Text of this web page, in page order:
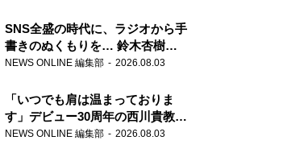
SNS全盛の時代に、ラジオから手
書きのぬくもりを… 鈴木杏樹の
直筆はがきが届く！
郵便局
NEWS ONLINE 編集部 2026.08.03
「いつでも肩は温まっておりま
す」デビュー30周年の西川貴教が
『オールナイトニッポン』に登
NEWS ONLINE 編集部 2026.08.03